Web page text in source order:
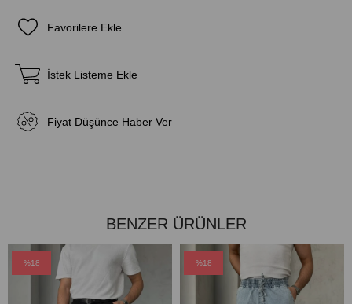
Favorilere Ekle
İstek Listeme Ekle
Fiyat Düşünce Haber Ver
BENZER ÜRÜNLER
%18 %18